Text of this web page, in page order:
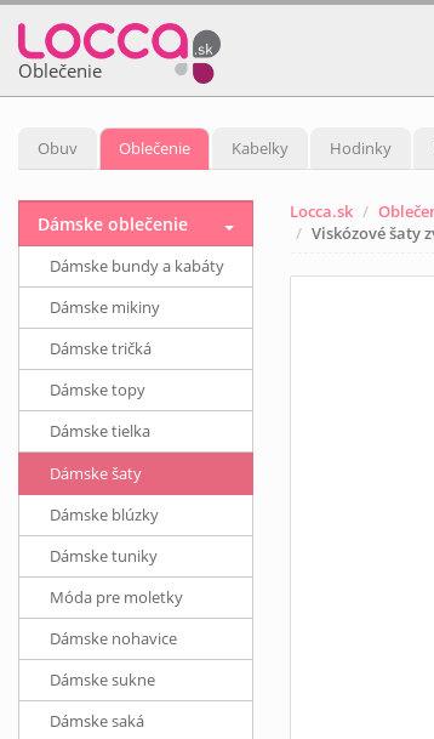
Oblečenie
Obuv Oblečenie Kabelky Hodinky
Locca.sk
Viskózové šaty
Dámske oblečenie
Dámske bundy a kabáty
Dámske mikiny
Dámske tričká
Dámske topy
Dámske tielka
Dámske šaty
Dámske blúzky
Dámske tuniky
Móda pre moletky
Dámske nohavice
Dámske sukne
Dámske saká